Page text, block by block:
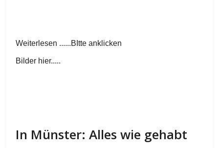
Weiterlesen ......BItte anklicken
Bilder hier.....
In Münster: Alles wie gehabt